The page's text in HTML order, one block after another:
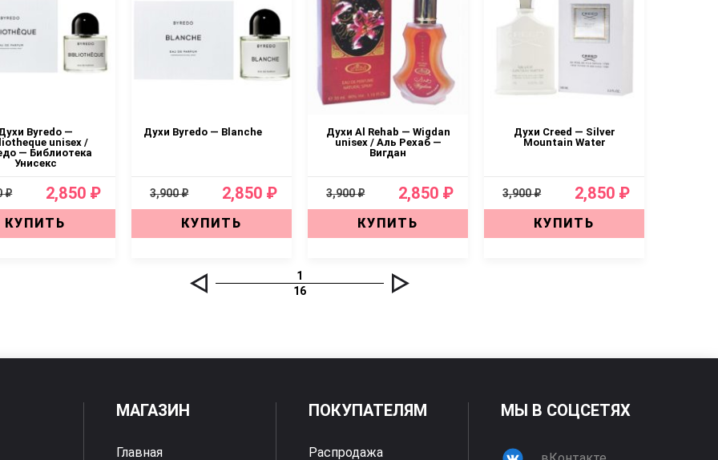
Byredo —
unisex /
— Библиотека
Унисекс
₽ 2,850 ₽
КУПИТЬ
Духи Byredo — Blanche
3,900 ₽ 2,850 ₽
КУПИТЬ
Духи Al Rehab — Wigdan
unisex / Аль Рехаб —
Вигдан
3,900 ₽ 2,850 ₽
КУПИТЬ
Духи Creed — Silver
Mountain Water
3,900 ₽ 2,850 ₽
КУПИТЬ
1
16
МАГАЗИН
Главная
ПОКУПАТЕЛЯМ
Распродажа
МЫ В СОЦСЕТЯХ